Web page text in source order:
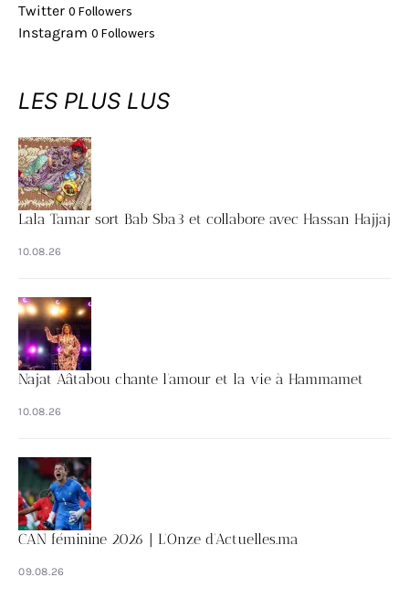
Twitter 0 Followers
Instagram 0 Followers
LES PLUS LUS
Lala Tamar sort Bab Sba3 et collabore avec Hassan Hajjaj
10.08.26
Najat Aâtabou chante l’amour et la vie à Hammamet
10.08.26
CAN féminine 2026 | L’Onze d’Actuelles.ma
09.08.26